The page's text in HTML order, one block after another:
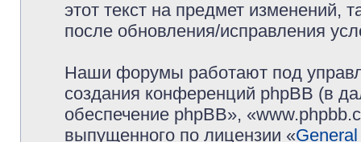
этот текст на предмет изменений,
после обновления/исправления
Наши форумы работают под
создания конференций phpBB (в
обеспечение phpBB»,
выпущенного по лицензии «